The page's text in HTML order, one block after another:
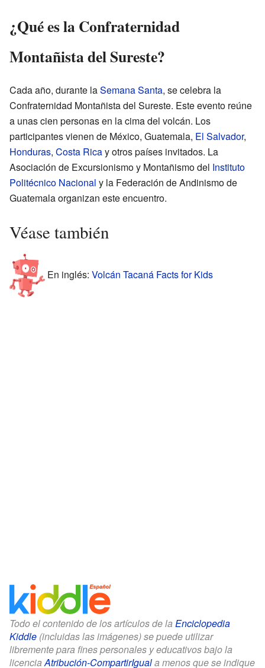
¿Qué es la Confraternidad
Montañista del Sureste?
Cada año, durante laSemana Santa, se celebra la
Confraternidad Montañista del Sureste. Este evento reúne
a unas cien personas en la cima del volcán. Los
participantes vienen de México, Guatemala, El Salvador,
Honduras, Costa Ricay otros países invitados. La
Asociación de Excursionismo y Montañismo del Instituto
Politécnico Nacional y la Federación de Andinismo de
Guatemala organizan este encuentro.
Véase también
En inglés: Volcán Tacaná Facts for Kids
Todo el contenido de los artículos de la Enciclopedia
Kiddle (incluidas las imágenes) se puede utilizar
libremente para fines personales y educativos bajo la
licenciaAtribución-CompartirIguala menos que se indique